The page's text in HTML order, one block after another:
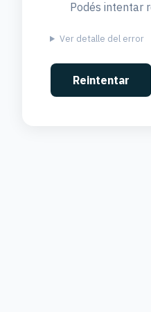
Podés intentar
Ver detalle del error
Reintentar